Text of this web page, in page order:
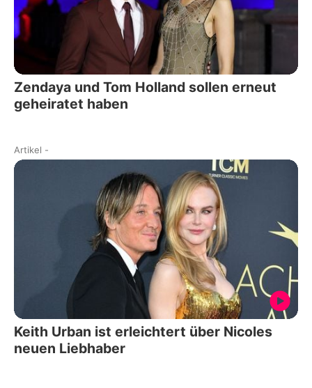
Zendaya und Tom Holland sollen erneut
geheiratet haben
Artikel -
Keith Urban ist erleichtert über Nicoles
neuen Liebhaber